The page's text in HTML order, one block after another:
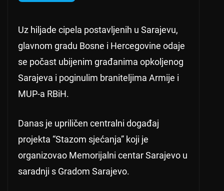
Uz hiljade cipela postavljenih u Sarajevu,
glavnom gradu Bosne i Hercegovine odaje
se počast ubijenim građanima opkoljenog
Sarajeva i poginulim braniteljima Armije i
MUP-a RBiH.
Danas je upriličen centralni događaj
projekta “Stazom sjećanja” koji je
organizovao Memorijalni centar Sarajevo u
saradnji s Gradom Sarajevo.